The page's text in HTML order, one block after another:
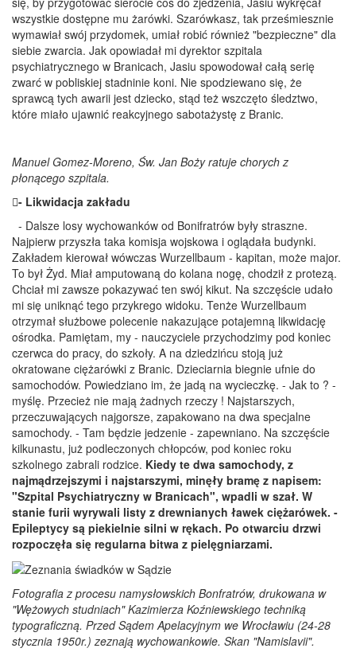
wszystkie dostępne mu żarówki. Szarówkasz, tak prześmiesznie
wymawiał swój przydomek, umiał robić również "bezpieczne" dla
siebie zwarcia. Jak opowiadał mi dyrektor szpitala
psychiatrycznego w Branicach, Jasiu spowodował całą serię
zwarć w pobliskiej stadninie koni. Nie spodziewano się, że
sprawcą tych awarii jest dziecko, stąd też wszczęto śledztwo,
które miało ujawnić reakcyjnego sabotażystę z Branic.
Manuel Gomez-Moreno, Św. Jan Boży ratuje chorych z
płonącego szpitala.
- Likwidacja zakładu
- Dalsze losy wychowanków od Bonifratrów były straszne.
Najpierw przyszła taka komisja wojskowa i oglądała budynki.
Zakładem kierował wówczas Wurzellbaum - kapitan, może major.
To był Żyd. Miał amputowaną do kolana nogę, chodził z protezą.
Chciał mi zawsze pokazywać ten swój kikut. Na szczęście udało
mi się uniknąć tego przykrego widoku. Tenże Wurzellbaum
otrzymał służbowe polecenie nakazujące potajemną likwidację
ośrodka. Pamiętam, my - nauczyciele przychodzimy pod koniec
czerwca do pracy, do szkoły. A na dziedzińcu stoją już
okratowane ciężarówki z Branic. Dzieciarnia biegnie ufnie do
samochodów. Powiedziano im, że jadą na wycieczkę. - Jak to ? -
myślę. Przecież nie mają żadnych rzeczy ! Najstarszych,
przeczuwających najgorsze, zapakowano na dwa specjalne
samochody. - Tam będzie jedzenie - zapewniano. Na szczęście
kilkunastu, już podleczonych chłopców, pod koniec roku
szkolnego zabrali rodzice. Kiedy te dwa samochody, z
najmądrzejszymi i najstarszymi, minęły bramę z napisem:
"Szpital Psychiatryczny w Branicach", wpadli w szał. W
stanie furii wyrywali listy z drewnianych ławek ciężarówek. -
Epileptycy są piekielnie silni w rękach. Po otwarciu drzwi
rozpoczęła się regularna bitwa z pielęgniarzami.
Fotografia z procesu namysłowskich Bonfratrów, drukowana w
"Wężowych studniach" Kazimierza Koźniewskiego techniką
typograficzną. Przed Sądem Apelacyjnym we Wrocławiu (24-28
stycznia 1950r.) zeznają wychowankowie. Skan "Namislavii".